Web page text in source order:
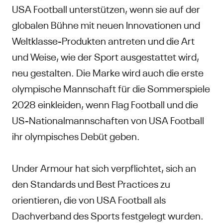
USA Football unterstützen, wenn sie auf der
globalen Bühne mit neuen Innovationen und
Weltklasse-Produkten antreten und die Art
und Weise, wie der Sport ausgestattet wird,
neu gestalten. Die Marke wird auch die erste
olympische Mannschaft für die Sommerspiele
2028 einkleiden, wenn Flag Football und die
US-Nationalmannschaften von USA Football
ihr olympisches Debüt geben.
Under Armour hat sich verpflichtet, sich an
den Standards und Best Practices zu
orientieren, die von USA Football als
Dachverband des Sports festgelegt wurden.